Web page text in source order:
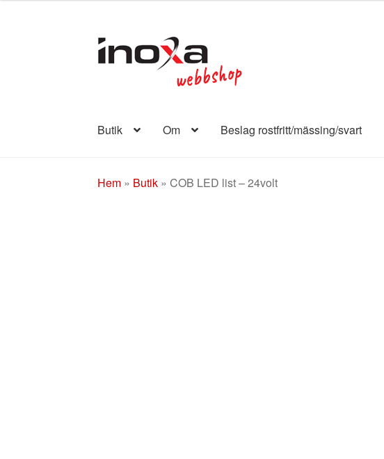
Hoppa
till
Hoppa
till
Butik Om Beslag rostfritt/mässing/svart
Hem » Butik »COB LED list – 24volt